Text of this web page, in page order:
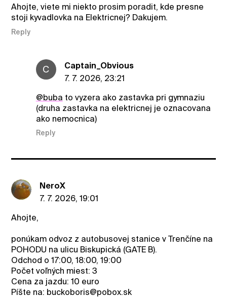
Ahojte, viete mi niekto prosim poradit, kde presne
stoji kyvadlovka na Elektricnej? Dakujem.
Reply
C
Captain_Obvious
7. 7. 2026, 23:21
@buba to vyzera ako zastavka pri gymnaziu
(druha zastavka na elektricnej je oznacovana
ako nemocnica)
Reply
NeroX
7. 7. 2026, 19:01
Ahojte,
ponúkam odvoz z autobusovej stanice v Trenčíne na
POHODU na ulicu Biskupická (GATE B).
Odchod o 17:00, 18:00, 19:00
Počet voľných miest: 3
Cena za jazdu: 10 euro
Píšte na: buckoboris@pobox.sk